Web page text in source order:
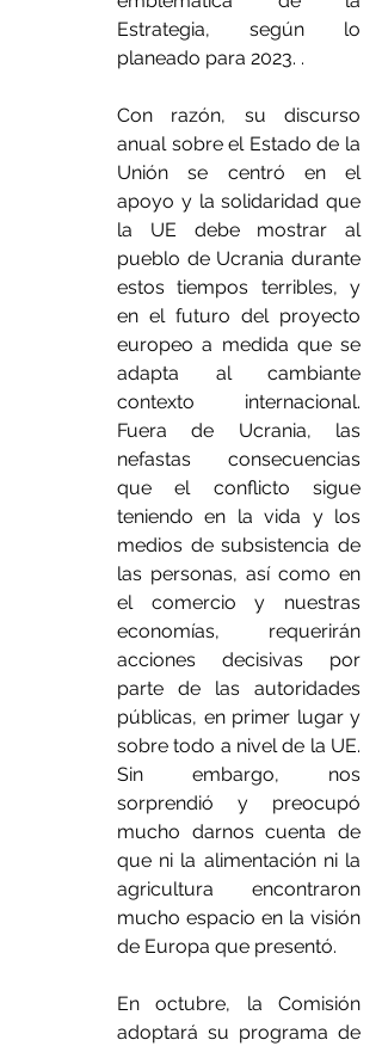
Estrategia, según lo
planeado para 2023. .
Con razón, su discurso
anual sobre el Estado de la
Unión se centró en el
apoyo y la solidaridad que
la UE debe mostrar al
pueblo de Ucrania durante
estos tiempos terribles, y
en el futuro del proyecto
europeo a medida que se
adapta al cambiante
contexto internacional.
Fuera de Ucrania, las
nefastas consecuencias
que el conflicto sigue
teniendo en la vida y los
medios de subsistencia de
las personas, así como en
el comercio y nuestras
economías, requerirán
acciones decisivas por
parte de las autoridades
públicas, en primer lugar y
sobre todo a nivel de la UE.
Sin embargo, nos
sorprendió y preocupó
mucho darnos cuenta de
que ni la alimentación ni la
agricultura encontraron
mucho espacio en la visión
de Europa que presentó.
En octubre, la Comisión
adoptará su programa de